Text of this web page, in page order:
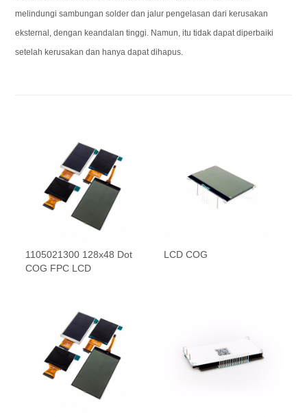
melindungi sambungan solder dan jalur pengelasan dari kerusakan
eksternal, dengan keandalan tinggi. Namun, itu tidak dapat diperbaiki
setelah kerusakan dan hanya dapat dihapus.
1105021300 128x48 Dot
COG FPC LCD
LCD COG